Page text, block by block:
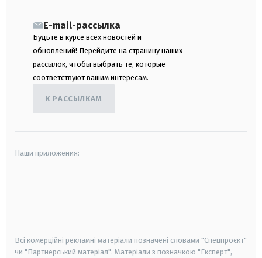
E-mail-рассылка
Будьте в курсе всех новостей и
обновлений! Перейдите на страницу наших
рассылок, чтобы выбрать те, которые
соответствуют вашим интересам.
К РАССЫЛКАМ
Наши приложения:
Всі комерційні рекламні матеріали позначені словами "Спецпроєкт"
чи "Партнерський матеріал". Матеріали з позначкою "Експерт",